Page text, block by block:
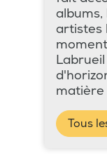
albums,
artistes
matière
Tous